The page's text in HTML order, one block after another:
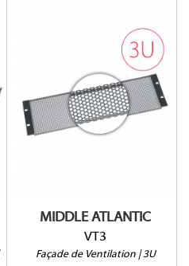
MIDDLE ATLANTIC
VT3
Façade de Ventilation | 3U
VT3
Ouverture à 64%